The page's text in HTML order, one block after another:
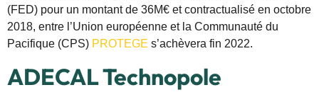
(FED) pour un montant de 36M€ et contractualisé en octobre
2018, entre l’Union européenne et la Communauté du
Pacifique (CPS) PROTEGE s’achèvera fin 2022.
ADECAL Technopole